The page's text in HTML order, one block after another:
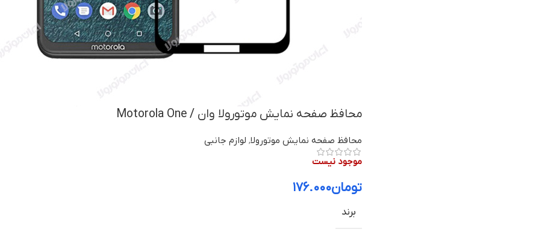
محافظ صفحه نمایش موتورولا وان / Motorola One
محافظ صفحه نمایش موتورولا, لوازم جانبی
موجود نیست
تومان۱۷۶.۰۰۰
برند